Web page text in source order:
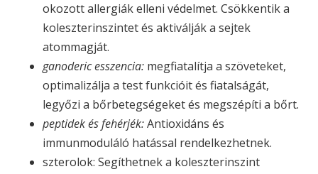
okozott allergiák elleni védelmet. Csökkentik a
koleszterinszintet és aktiválják a sejtek
atommagját.
ganoderic esszencia: megfiatalítja a szöveteket,
optimalizálja a test funkcióit és fiatalságát,
legyőzi a bőrbetegségeket és megszépíti a bőrt.
peptidek és fehérjék:Antioxidáns és
immunmoduláló hatással rendelkezhetnek.
szterolok: Segíthetnek a koleszterinszint